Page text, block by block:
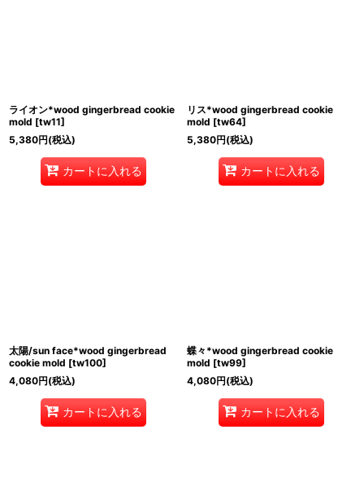
ライオン*wood gingerbread cookie
mold [tw11]
5,380円(税込)
カートに入れる
リス*wood gingerbread cookie
mold [tw64]
5,380円(税込)
カートに入れる
太陽/sun face*wood gingerbread
cookie mold [tw100]
4,080円(税込)
カートに入れる
蝶々*wood gingerbread cookie
mold [tw99]
4,080円(税込)
カートに入れる